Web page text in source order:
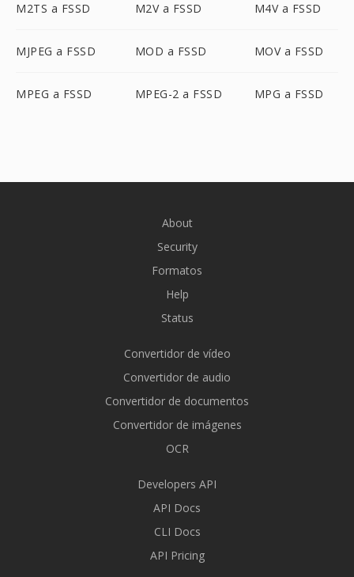
M2TS a FSSD M2V a FSSD M4V a FSSD
MJPEG a FSSD MOD a FSSD MOV a FSSD
MPEG a FSSD MPEG-2 a FSSD MPG a FSSD
About
Security
Formatos
Help
Status
Convertidor de vídeo
Convertidor de audio
Convertidor de documentos
Convertidor de imágenes
OCR
Developers API
API Docs
CLI Docs
API Pricing